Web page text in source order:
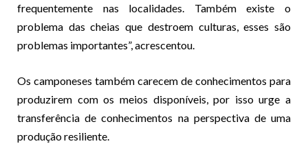
frequentemente nas localidades. Também existe o
problema das cheias que destroem culturas, esses são
problemas importantes”, acrescentou.
Os camponeses também carecem de conhecimentos para
produzirem com os meios disponíveis, por isso urge a
transferência de conhecimentos na perspectiva de uma
produção resiliente.